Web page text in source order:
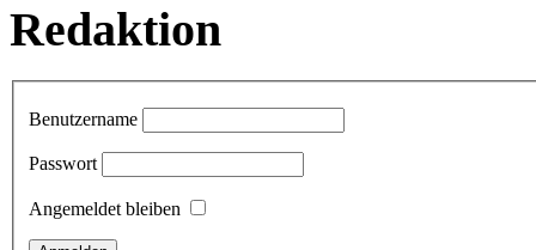
Redaktion
Benutzername
Passwort
Angemeldet bleiben